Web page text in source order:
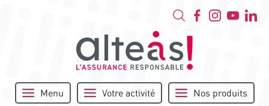
Menu Votre activité Nos produits